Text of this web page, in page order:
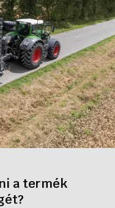
a termék